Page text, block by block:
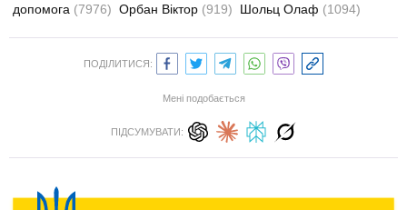
допомога (7976) Орбан Віктор (919) Шольц Олаф (1094)
ПОДІЛИТИСЯ:
Мені подобається
ПІДСУМУВАТИ: